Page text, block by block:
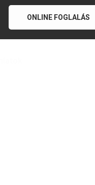
ONLINE FOGLALÁS